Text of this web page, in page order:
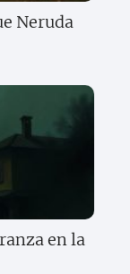
Neruda
en la